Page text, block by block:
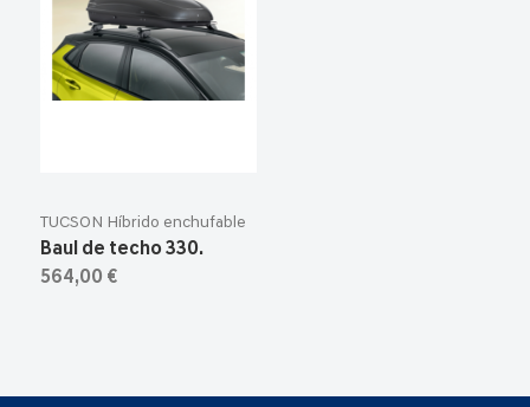
TUCSON Híbrido enchufable
Baul de techo 330.
564,00 €